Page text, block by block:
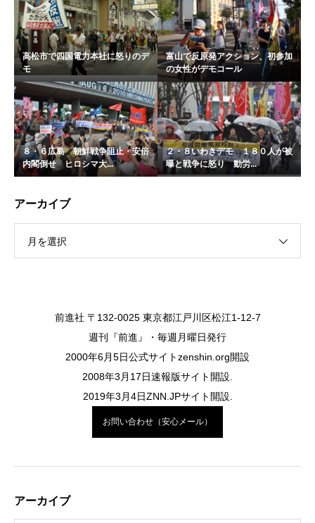
高松市で四国電力本社に怒りのデ
モ
富山で反原発アクション、初参加
の女性がデモコール
８・６広島 朝鮮戦争阻止・安倍
内閣倒せ ヒロシマ大...
２・８いわきデモ １８０人が被
曝と戦争に怒り 動労...
アーカイブ
月を選択
前進社 〒132-0025 東京都江戸川区松江1-12-7
週刊『前進』・毎週月曜日発行
2000年6月5日公式サイトzenshin.org開設
2008年3月17日速報版サイト開設.
2019年3月4日ZNN.JPサイト開設.
お問い合わせ（安心メール）
アーカイブ